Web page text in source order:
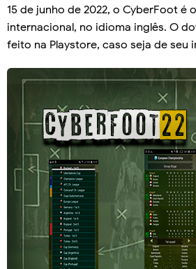
15 de junho de 2022, o CyberFoot é
internacional, no idioma inglês. O
feito na Playstore, caso seja de seu